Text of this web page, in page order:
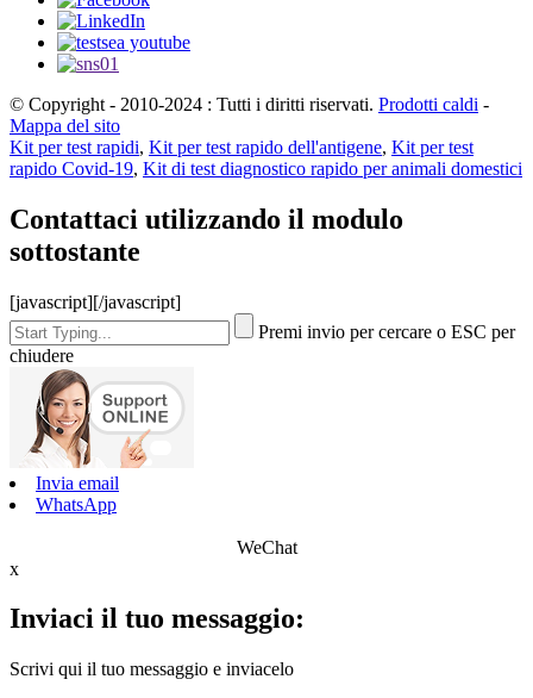
© Copyright - 2010-2024 : Tutti i diritti riservati. Prodotti caldi -
Mappa del sito
Kit per test rapidi, Kit per test rapido dell'antigene, Kit per test
rapido Covid-19, Kit di test diagnostico rapido per animali domestici
Contattaci utilizzando il modulo
sottostante
[javascript][/javascript]
Premi invio per cercare o ESC per
chiudere
Invia email
WhatsApp
WeChat
x
Inviaci il tuo messaggio:
Scrivi qui il tuo messaggio e inviacelo